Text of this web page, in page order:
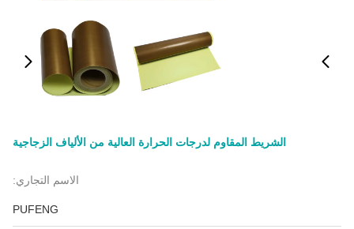
الشريط المقاوم لدرجات الحرارة العالية من الألياف الزجاجية
الاسم التجاري:
PUFENG